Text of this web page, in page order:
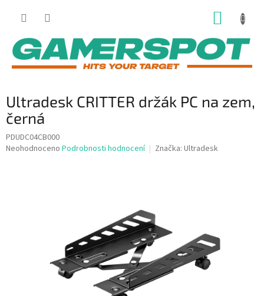
Ultradesk CRITTER držák PC na zem,
černá
PDUDC04CB000
Průměrné
Neohodnoceno Podrobnosti hodnocení Značka: Ultradesk